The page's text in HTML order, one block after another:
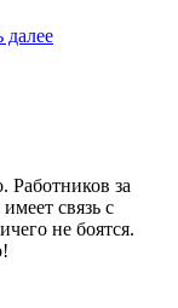
далее
Работников за
связь с
не боятся.